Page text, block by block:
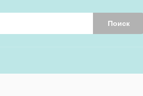
Поиск